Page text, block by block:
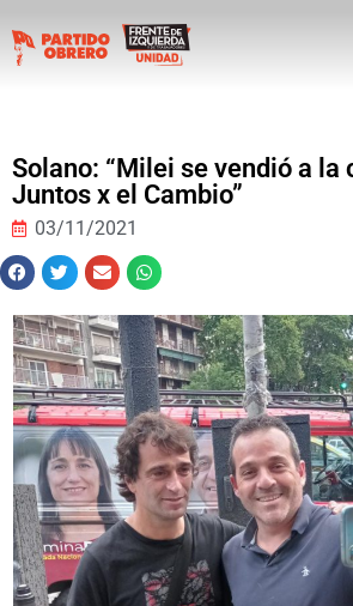
Solano: “Milei se vendió a la
Juntos x el Cambio”
03/11/2021